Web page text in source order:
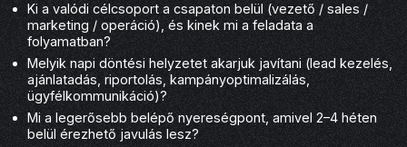
Ki a valódi célcsoport a csapaton belül (vezető / sales /
marketing / operáció), és kinek mi a feladata a
folyamatban?
Melyik napi döntési helyzetet akarjuk javítani (lead kezelés,
ajánlatadás, riportolás, kampányoptimalizálás,
ügyfélkommunikáció)?
Mi a legerősebb belépő nyereségpont, amivel 2–4 héten
belül érezhető javulás lesz?